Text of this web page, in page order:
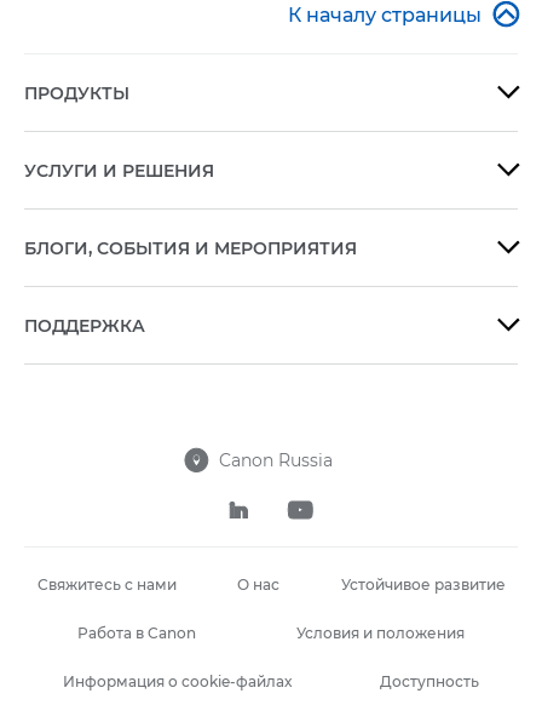
К началу страницы 
ПРОДУКТЫ 
УСЛУГИ И РЕШЕНИЯ 
БЛОГИ, СОБЫТИЯ И МЕРОПРИЯТИЯ 
ПОДДЕРЖКА 
 Canon Russia
 
Свяжитесь с нами О нас Устойчивое развитие
Работа в Canon Условия и положения
Информация о cookie-файлах Доступность